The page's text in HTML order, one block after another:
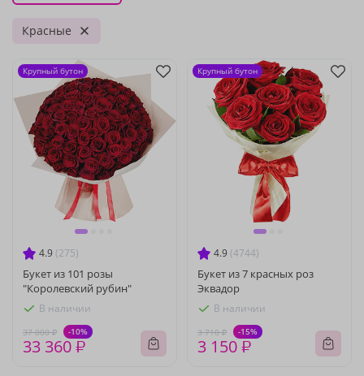
Красные
4.9 (275)
Букет из 101 розы
"Королевский рубин"
В наличии
37 000 ₽ -10%
33 360 ₽
Крупный бутон
4.9 (4744)
Букет из 7 красных роз
Эквадор
В наличии
3 710 ₽ -15%
3 150 ₽
Крупный бутон